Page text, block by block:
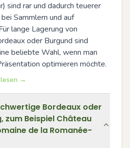
sind rar und dadurch teuerer
Sammlern und auf
lange Lagerung von
oder Burgund sind
beliebte Wahl, wenn man
optimieren möchte.
→
Bordeaux oder
zum Beispiel Château
de la Romanée-